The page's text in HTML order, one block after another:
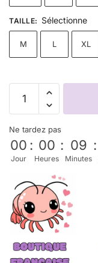
TAILLE: Sélectionne
M L XL
Ne tardez pas
00
Jour
: 00
Heures
: 09
Minutes
: